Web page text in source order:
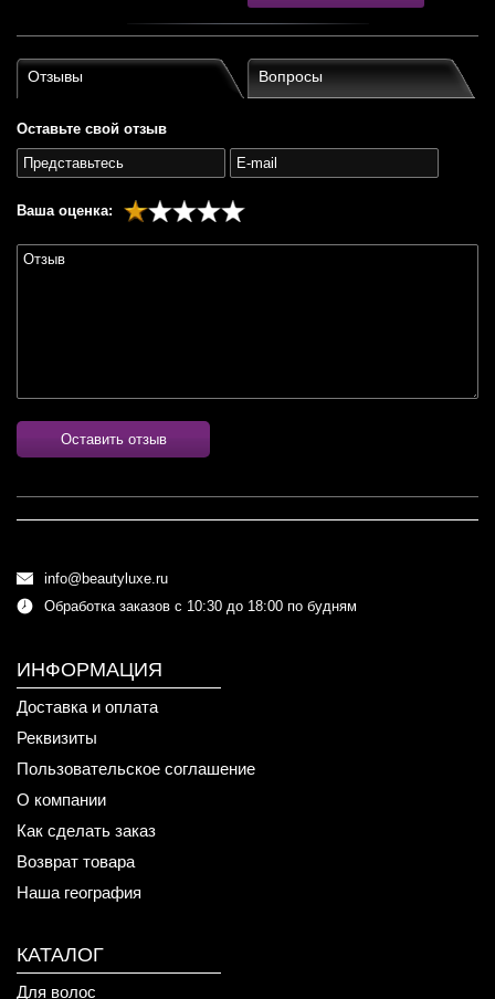
Отзывы Вопросы
Оставьте свой отзыв
Ваша оценка:
Оставить отзыв
info@beautyluxe.ru
Обработка заказов с 10:30 до 18:00 по будням
ИНФОРМАЦИЯ
Доставка и оплата
Реквизиты
Пользовательское соглашение
О компании
Как сделать заказ
Возврат товара
Наша география
КАТАЛОГ
Для волос